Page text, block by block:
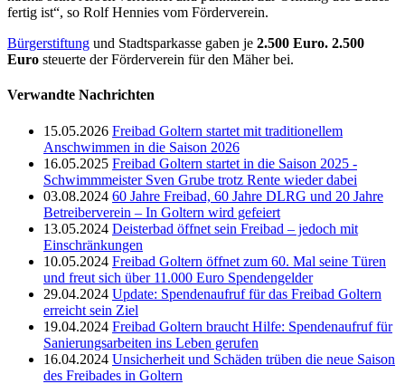
fertig ist“, so Rolf Hennies vom Förderverein.
Bürgerstiftung und Stadtsparkasse gaben je 2.500 Euro. 2.500
Euro steuerte der Förderverein für den Mäher bei.
Verwandte Nachrichten
15.05.2026 Freibad Goltern startet mit traditionellem
Anschwimmen in die Saison 2026
16.05.2025 Freibad Goltern startet in die Saison 2025 -
Schwimmmeister Sven Grube trotz Rente wieder dabei
03.08.2024 60 Jahre Freibad, 60 Jahre DLRG und 20 Jahre
Betreiberverein – In Goltern wird gefeiert
13.05.2024 Deisterbad öffnet sein Freibad – jedoch mit
Einschränkungen
10.05.2024 Freibad Goltern öffnet zum 60. Mal seine Türen
und freut sich über 11.000 Euro Spendengelder
29.04.2024 Update: Spendenaufruf für das Freibad Goltern
erreicht sein Ziel
19.04.2024 Freibad Goltern braucht Hilfe: Spendenaufruf für
Sanierungsarbeiten ins Leben gerufen
16.04.2024 Unsicherheit und Schäden trüben die neue Saison
des Freibades in Goltern